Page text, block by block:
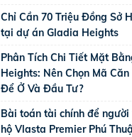
Chỉ Cần 70 Triệu Đồng Sở
tại dự án Gladia Heights
Phân Tích Chi Tiết Mặt
Heights: Nên Chọn Mã
Để Ở Và Đầu Tư?
Bài toán tài chính để người
hộ Vlasta Premier Phú